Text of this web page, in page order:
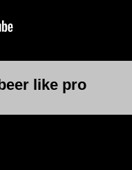
like pro